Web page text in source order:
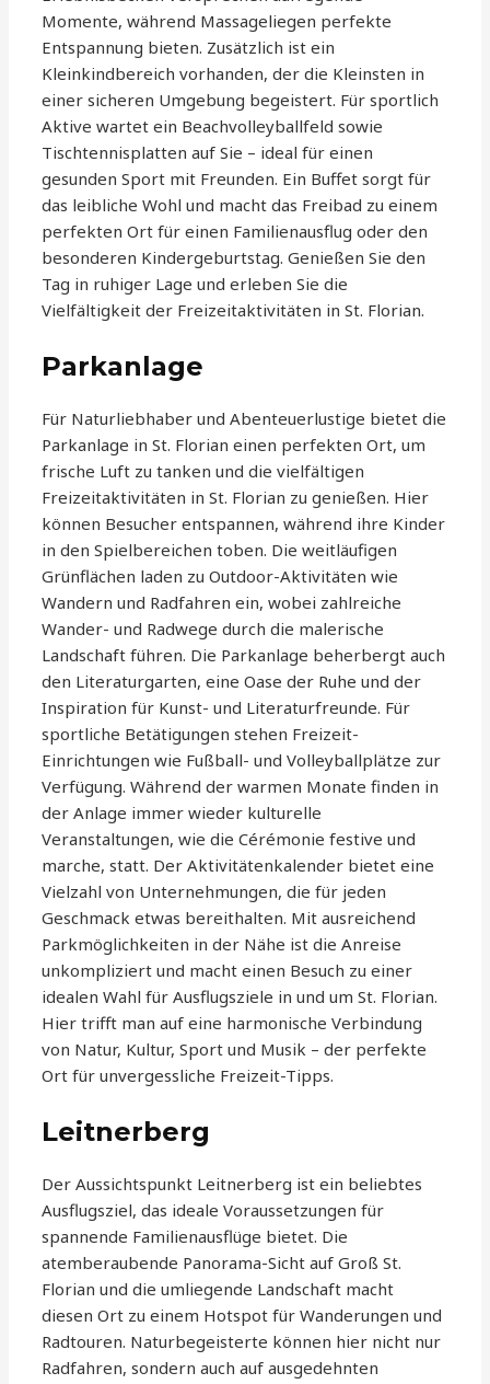
Momente, während Massageliegen perfekte
Entspannung bieten. Zusätzlich ist ein
Kleinkindbereich vorhanden, der die Kleinsten in
einer sicheren Umgebung begeistert. Für sportlich
Aktive wartet ein Beachvolleyballfeld sowie
Tischtennisplatten auf Sie – ideal für einen
gesunden Sport mit Freunden. Ein Buffet sorgt für
das leibliche Wohl und macht das Freibad zu einem
perfekten Ort für einen Familienausflug oder den
besonderen Kindergeburtstag. Genießen Sie den
Tag in ruhiger Lage und erleben Sie die
Vielfältigkeit der Freizeitaktivitäten in St. Florian.
Parkanlage
Für Naturliebhaber und Abenteuerlustige bietet die
Parkanlage in St. Florian einen perfekten Ort, um
frische Luft zu tanken und die vielfältigen
Freizeitaktivitäten in St. Florian zu genießen. Hier
können Besucher entspannen, während ihre Kinder
in den Spielbereichen toben. Die weitläufigen
Grünflächen laden zu Outdoor-Aktivitäten wie
Wandern und Radfahren ein, wobei zahlreiche
Wander- und Radwege durch die malerische
Landschaft führen. Die Parkanlage beherbergt auch
den Literaturgarten, eine Oase der Ruhe und der
Inspiration für Kunst- und Literaturfreunde. Für
sportliche Betätigungen stehen Freizeit-
Einrichtungen wie Fußball- und Volleyballplätze zur
Verfügung. Während der warmen Monate finden in
der Anlage immer wieder kulturelle
Veranstaltungen, wie die Cérémonie festive und
marche, statt. Der Aktivitätenkalender bietet eine
Vielzahl von Unternehmungen, die für jeden
Geschmack etwas bereithalten. Mit ausreichend
Parkmöglichkeiten in der Nähe ist die Anreise
unkompliziert und macht einen Besuch zu einer
idealen Wahl für Ausflugsziele in und um St. Florian.
Hier trifft man auf eine harmonische Verbindung
von Natur, Kultur, Sport und Musik – der perfekte
Ort für unvergessliche Freizeit-Tipps.
Leitnerberg
Der Aussichtspunkt Leitnerberg ist ein beliebtes
Ausflugsziel, das ideale Voraussetzungen für
spannende Familienausflüge bietet. Die
atemberaubende Panorama-Sicht auf Groß St.
Florian und die umliegende Landschaft macht
diesen Ort zu einem Hotspot für Wanderungen und
Radtouren. Naturbegeisterte können hier nicht nur
Radfahren, sondern auch auf ausgedehnten